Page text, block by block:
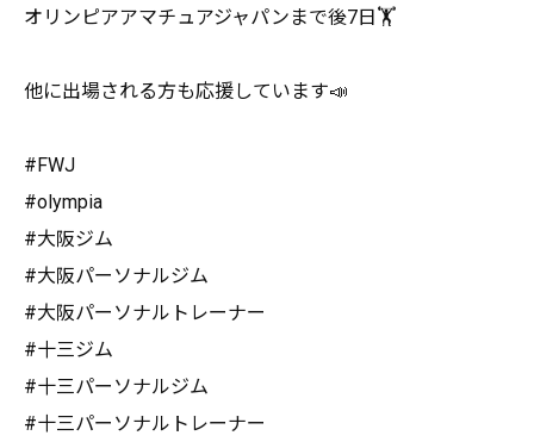
オリンピアアマチュアジャパンまで後7日🏋️
他に出場される方も応援しています📣
#FWJ
#olympia
#大阪ジム
#大阪パーソナルジム
#大阪パーソナルトレーナー
#十三ジム
#十三パーソナルジム
#十三パーソナルトレーナー